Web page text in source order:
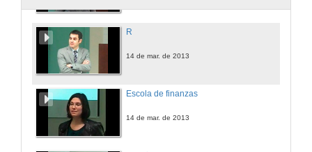
R
14 de mar. de 2013
Escola de finanzas
14 de mar. de 2013